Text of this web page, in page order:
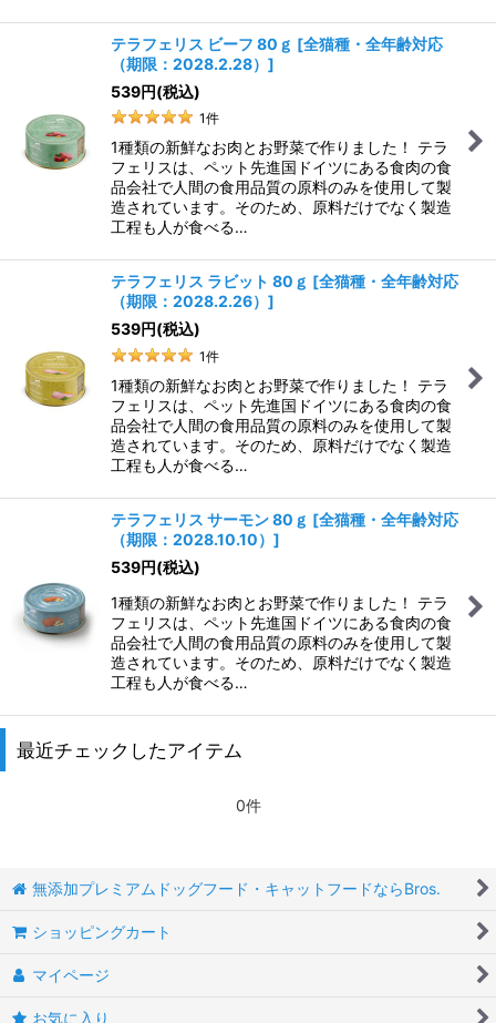
テラフェリス ビーフ 80ｇ [全猫種・全年齢対応
（期限：2028.2.28） ]
539円(税込)
1件
1種類の新鮮なお肉とお野菜で作りました！ テラ
フェリスは、ペット先進国ドイツにある食肉の食
品会社で人間の食用品質の原料のみを使用して製
造されています。そのため、原料だけでなく製造
工程も人が食べる…
テラフェリス ラビット 80ｇ [全猫種・全年齢対応
（期限：2028.2.26） ]
539円(税込)
1件
1種類の新鮮なお肉とお野菜で作りました！ テラ
フェリスは、ペット先進国ドイツにある食肉の食
品会社で人間の食用品質の原料のみを使用して製
造されています。そのため、原料だけでなく製造
工程も人が食べる…
テラフェリス サーモン 80ｇ [全猫種・全年齢対応
（期限：2028.10.10） ]
539円(税込)
1種類の新鮮なお肉とお野菜で作りました！ テラ
フェリスは、ペット先進国ドイツにある食肉の食
品会社で人間の食用品質の原料のみを使用して製
造されています。そのため、原料だけでなく製造
工程も人が食べる…
最近チェックしたアイテム
0件
無添加プレミアムドッグフード・キャットフードならBros.
ショッピングカート
マイページ
お気に入り